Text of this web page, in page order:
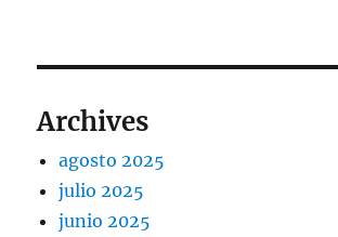
Archives
agosto 2025
julio 2025
junio 2025